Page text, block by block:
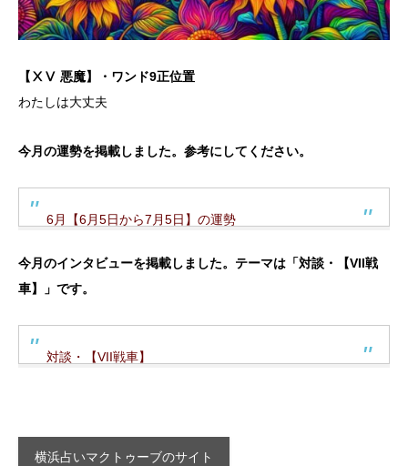
【ⅩⅤ 悪魔】・ワンド9正位置
わたしは大丈夫
今月の運勢を掲載しました。参考にしてください。
6月【6月5日から7月5日】の運勢
今月のインタビューを掲載しました。テーマは「対談・【VII戦
車】」です。
対談・【VII戦車】
横浜占いマクトゥーブのサイト